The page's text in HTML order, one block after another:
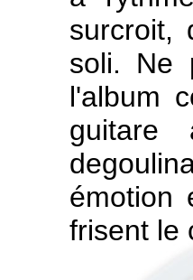
surcroit,
soli. Ne
l'album
guitare
émotion
frisent le